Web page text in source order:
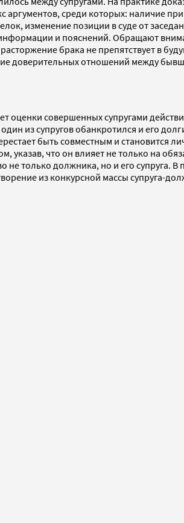
аргументов, среди которых: наличие
изменение позиции в суде от
и пояснений. Обращают
брака не препятствует в
доверительных отношений между
оценки совершенных супругами
из супругов обанкротился и его
быть совместным и становится
что он влияет не только на
не только должника, но и его супруга.
из конкурсной массы супруга-